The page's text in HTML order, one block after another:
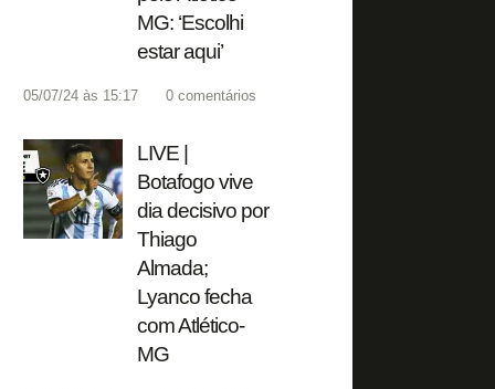
MG: ‘Escolhi
estar aqui’
05/07/24 às 15:17 0 comentários
LIVE |
Botafogo vive
dia decisivo por
Thiago
Almada;
Lyanco fecha
com Atlético-
MG